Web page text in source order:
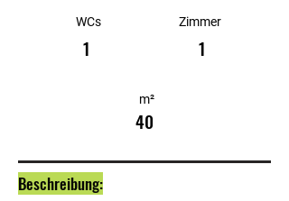
WCs
1
Zimmer
1
m²
40
Beschreibung: